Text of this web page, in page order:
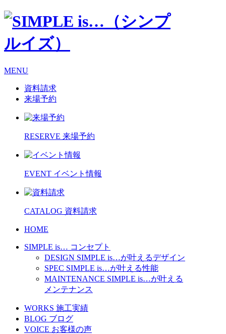
MENU
資料請求
来場予約
RESERVE 来場予約
EVENT イベント情報
CATALOG 資料請求
HOME
SIMPLE is… コンセプト
DESIGN SIMPLE is…が叶えるデザイン
SPEC SIMPLE is…が叶える性能
MAINTENANCE SIMPLE is…が叶える
メンテナンス
WORKS 施工実績
BLOG ブログ
VOICE お客様の声